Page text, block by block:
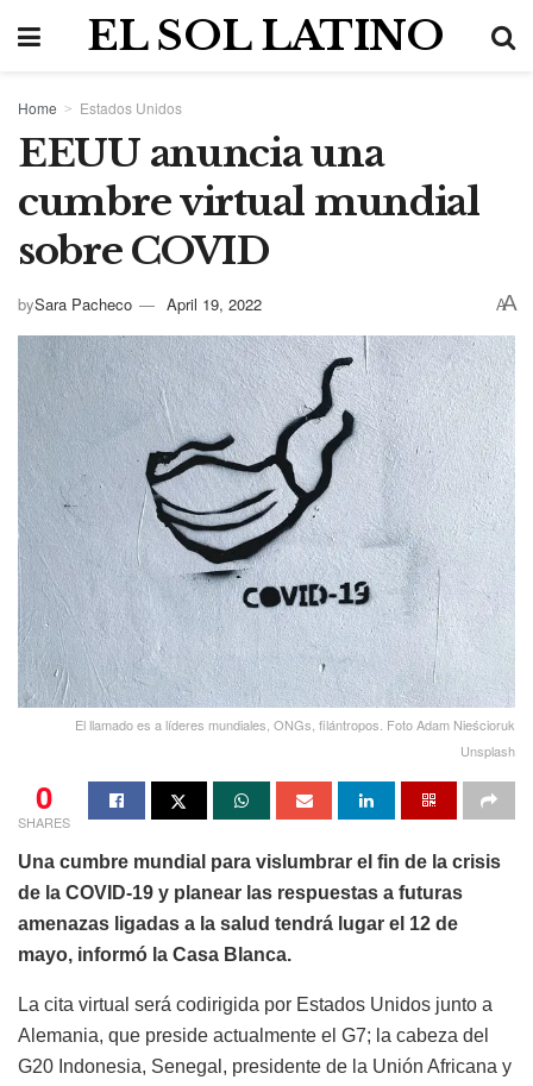
EL SOL LATINO
Home Estados Unidos
EEUU anuncia una
cumbre virtual mundial
sobre COVID
bySara Pacheco April 19, 2022 AA
El llamado es a líderes mundiales, ONGs, filántropos. Foto Adam Nieścioruk
Unsplash
0
SHARES
Una cumbre mundial para vislumbrar el fin de la crisis
de la COVID-19 y planear las respuestas a futuras
amenazas ligadas a la salud tendrá lugar el 12 de
mayo, informó la Casa Blanca.
La cita virtual será codirigida por Estados Unidos junto a
Alemania, que preside actualmente el G7; la cabeza del
G20 Indonesia, Senegal, presidente de la Unión Africana y